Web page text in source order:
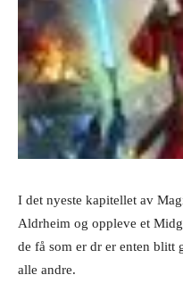
I det nyeste kapitellet av
Aldrheim og oppleve et
de få som er dr er enten blitt
alle andre.